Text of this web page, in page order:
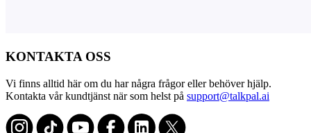
KONTAKTA OSS
Vi finns alltid här om du har några frågor eller behöver hjälp.
Kontakta vår kundtjänst när som helst på support@talkpal.ai